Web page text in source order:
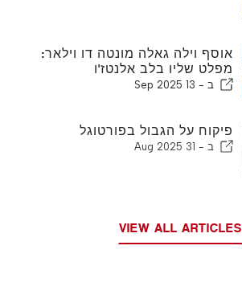
אוסף וילה גאלה מונטה דו וילאר:
מפלט שליו בלב אלנטז'ו
ב - 13 Sep 2025
פיקוח על הגבול בפורטוגל
ב - 31 Aug 2025
VIEW ALL ARTICLES